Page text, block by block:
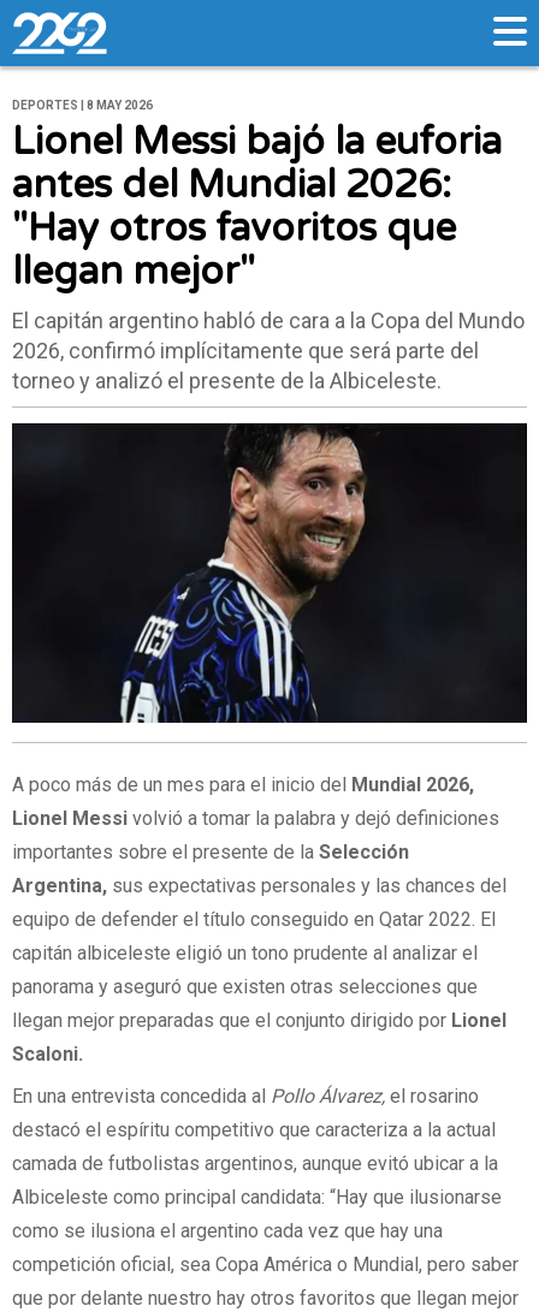
DEPORTES | 8 MAY 2026
Lionel Messi bajó la euforia
antes del Mundial 2026:
"Hay otros favoritos que
llegan mejor"
El capitán argentino habló de cara a la Copa del Mundo
2026, confirmó implícitamente que será parte del
torneo y analizó el presente de la Albiceleste.
A poco más de un mes para el inicio del
Mundial 2026,
Lionel Messi volvió a tomar la palabra y dejó definiciones
importantes sobre el presente de la Selección
Argentina, sus expectativas personales y las chances del
equipo de defender el título conseguido en Qatar 2022. El
capitán albiceleste eligió un tono prudente al analizar el
panorama y aseguró que existen otras selecciones que
llegan mejor preparadas que el conjunto dirigido por Lionel
Scaloni.
En una entrevista concedida al Pollo Álvarez, el rosarino
destacó el espíritu competitivo que caracteriza a la actual
camada de futbolistas argentinos, aunque evitó ubicar a la
Albiceleste como principal candidata: “Hay que ilusionarse
como se ilusiona el argentino cada vez que hay una
competición oficial, sea Copa América o Mundial, pero saber
que por delante nuestro hay otros favoritos que llegan mejor